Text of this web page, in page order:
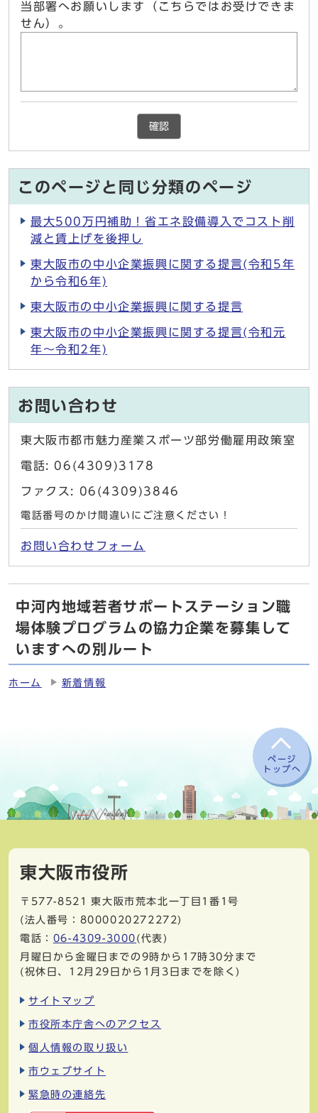
当部署へお願いします（こちらではお受けできま
せん）。
確認
このページと同じ分類のページ
最大500万円補助！省エネ設備導入でコスト削
減と賃上げを後押し
東大阪市の中小企業振興に関する提言(令和5年
から令和6年)
東大阪市の中小企業振興に関する提言
東大阪市の中小企業振興に関する提言(令和元
年～令和2年)
お問い合わせ
東大阪市都市魅力産業スポーツ部労働雇用政策室
電話: 06(4309)3178
ファクス: 06(4309)3846
電話番号のかけ間違いにご注意ください！
お問い合わせフォーム
中河内地域若者サポートステーション職
場体験プログラムの協力企業を募集して
いますへの別ルート
ホーム 新着情報
ページ
トップへ
東大阪市役所
〒577-8521
東大阪市荒本北一丁目1番1号
(法人番号：8000020272272)
電話： 06-4309-3000 (代表)
月曜日から金曜日までの9時から17時30分まで
(祝休日、12月29日から1月3日までを除く)
サイトマップ
市役所本庁舎へのアクセス
個人情報の取り扱い
市ウェブサイト
緊急時の連絡先